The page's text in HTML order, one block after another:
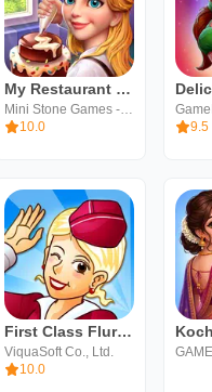
My Restaurant Empire-Deco Game
Mini Stone Games - Chef & Restaurant Cooking Games
10.0
9.5
First Class Flurry HD
ViquaSoft Co., Ltd.
10.0